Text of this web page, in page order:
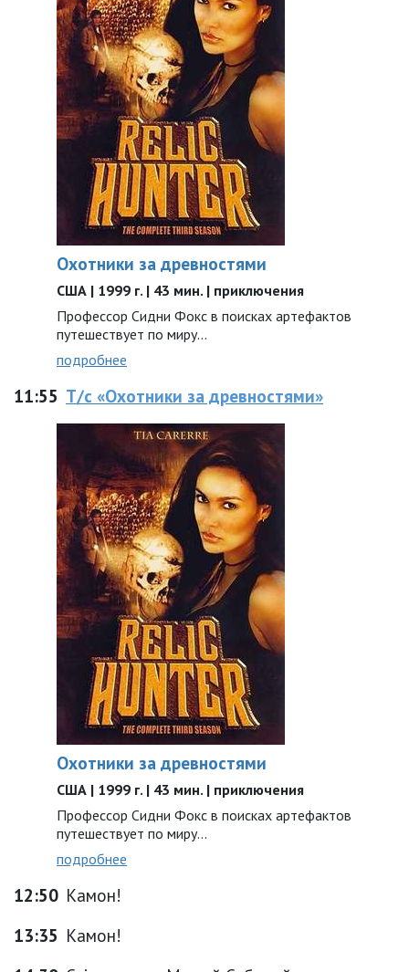
Охотники за древностями
США | 1999 г. | 43 мин. | приключения
Профессор Сидни Фокс в поисках артефактов
путешествует по миру...
подробнее
11:55 Т/с «Охотники за древностями»
Охотники за древностями
США | 1999 г. | 43 мин. | приключения
Профессор Сидни Фокс в поисках артефактов
путешествует по миру...
подробнее
12:50 Камон!
13:35 Камон!